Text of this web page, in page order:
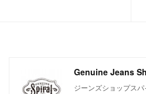
Genuine Jeans
ジーンズショップスパ